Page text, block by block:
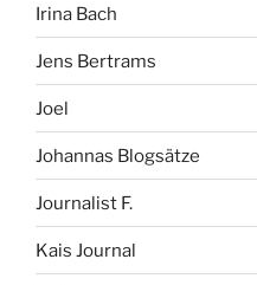
Irina Bach
Jens Bertrams
Joel
Johannas Blogsätze
Journalist F.
Kais Journal